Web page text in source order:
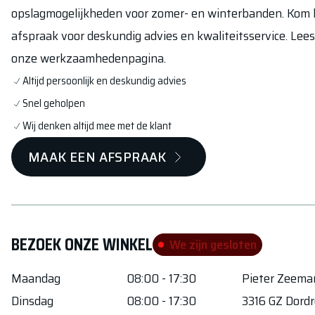
opslagmogelijkheden voor zomer- en winterbanden.
afspraak voor deskundig advies en kwaliteitsservice.
onze werkzaamhedenpagina.
Altijd persoonlijk en deskundig advies
Snel geholpen
Wij denken altijd mee met de klant
MAAK EEN AFSPRAAK
BEZOEK ONZE WINKEL
We zijn gesloten
Maandag
08:00 - 17:30
Dinsdag
08:00 - 17:30
Pieter
3316 GZ